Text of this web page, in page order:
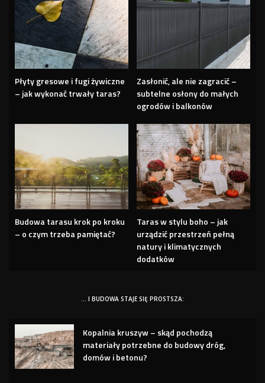
Płyty gresowe i fugi żywiczne
– jak wykonać trwały taras?
Zasłonić, ale nie zagracić –
subtelne osłony do małych
ogrodów i balkonów
Budowa tarasu krok po kroku
– o czym trzeba pamiętać?
Taras w stylu boho – jak
urządzić przestrzeń pełną
natury i klimatycznych
dodatków
… I BUDOWA STAJE SIĘ PROSTSZA:
Kopalnia kruszyw – skąd pochodzą
materiały potrzebne do budowy dróg,
domów i betonu?